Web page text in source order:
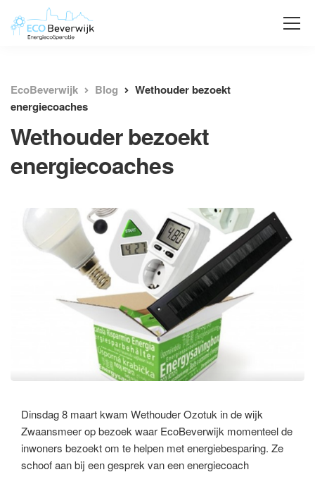
EcoBeverwijk Blog
Wethouder bezoekt
energiecoaches
Wethouder bezoekt
energiecoaches
Dinsdag 8 maart kwam Wethouder Ozotuk in de wijk
Zwaansmeer op bezoek waar EcoBeverwijk momenteel de
inwoners bezoekt om te helpen met energiebesparing. Ze
schoof aan bij een gesprek van een energiecoach